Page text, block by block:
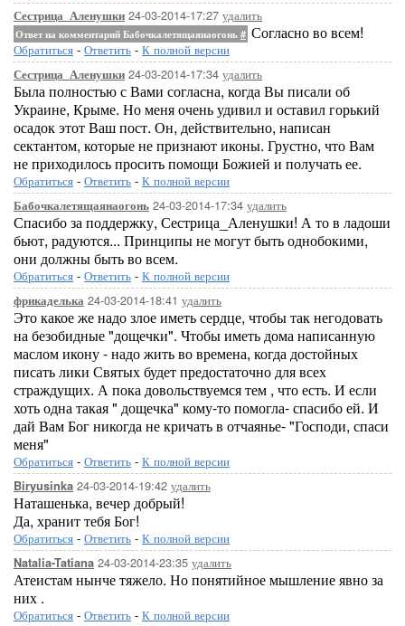
Сестрица_Аленушки 24-03-2014-17:27 удалить
Ответ на комментарий Бабочкалетящаянаогонь # Согласно во всем!
Обратиться - Ответить - К полной версии
Сестрица_Аленушки 24-03-2014-17:34 удалить
Была полностью с Вами согласна, когда Вы писали об
Украине, Крыме. Но меня очень удивил и оставил горький
осадок этот Ваш пост. Он, действительно, написан
сектантом, которые не признают иконы. Грустно, что Вам
не приходилось просить помощи Божией и получать ее.
Обратиться - Ответить - К полной версии
Бабочкалетящаянаогонь 24-03-2014-17:34 удалить
Спасибо за поддержку, Сестрица_Аленушки! А то в ладоши
бьют, радуются... Принципы не могут быть однобокими,
они должны быть во всем.
Обратиться - Ответить - К полной версии
фрикаделька 24-03-2014-18:41 удалить
Это какое же надо злое иметь сердце, чтобы так негодовать
на безобидные "дощечки". Чтобы иметь дома написанную
маслом икону - надо жить во времена, когда достойных
писать лики Святых будет предостаточно для всех
страждущих. А пока довольствуемся тем , что есть. И если
хоть одна такая " дощечка" кому-то помогла- спасибо ей. И
дай Вам Бог никогда не кричать в отчаянье- "Господи, спаси
меня"
Обратиться - Ответить - К полной версии
Biryusinka 24-03-2014-19:42 удалить
Наташенька, вечер добрый!
Да, хранит тебя Бог!
Обратиться - Ответить - К полной версии
Natalia-Tatiana 24-03-2014-23:35 удалить
Атеистам нынче тяжело. Но понятийное мышление явно за
них .
Обратиться - Ответить - К полной версии